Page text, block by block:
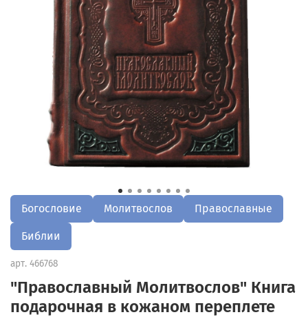
Богословие Молитвослов Православные
Библии
арт. 466768
"Православный Молитвослов" Книга
подарочная в кожаном переплете